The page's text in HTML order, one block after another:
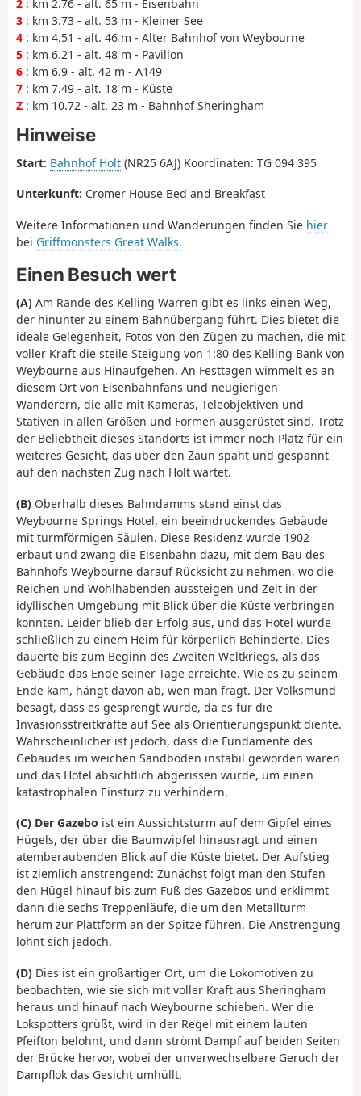
2 : km 2.76 - alt. 65 m - Eisenbahn
3 : km 3.73 - alt. 53 m - Kleiner See
4 : km 4.51 - alt. 46 m - Alter Bahnhof von Weybourne
5 : km 6.21 - alt. 48 m - Pavillon
6 : km 6.9 - alt. 42 m - A149
7 : km 7.49 - alt. 18 m - Küste
Z : km 10.72 - alt. 23 m - Bahnhof Sheringham
Hinweise
Start: Bahnhof Holt (NR25 6AJ) Koordinaten: TG 094 395
Unterkunft: Cromer House Bed and Breakfast
Weitere Informationen und Wanderungen finden Sie hier
bei Griffmonsters Great Walks.
Einen Besuch wert
(A) Am Rande des Kelling Warren gibt es links einen Weg,
der hinunter zu einem Bahnübergang führt. Dies bietet die
ideale Gelegenheit, Fotos von den Zügen zu machen, die mit
voller Kraft die steile Steigung von 1:80 des Kelling Bank von
Weybourne aus Hinaufgehen. An Festtagen wimmelt es an
diesem Ort von Eisenbahnfans und neugierigen
Wanderern, die alle mit Kameras, Teleobjektiven und
Stativen in allen Größen und Formen ausgerüstet sind. Trotz
der Beliebtheit dieses Standorts ist immer noch Platz für ein
weiteres Gesicht, das über den Zaun späht und gespannt
auf den nächsten Zug nach Holt wartet.
(B) Oberhalb dieses Bahndamms stand einst das
Weybourne Springs Hotel, ein beeindruckendes Gebäude
mit turmförmigen Säulen. Diese Residenz wurde 1902
erbaut und zwang die Eisenbahn dazu, mit dem Bau des
Bahnhofs Weybourne darauf Rücksicht zu nehmen, wo die
Reichen und Wohlhabenden aussteigen und Zeit in der
idyllischen Umgebung mit Blick über die Küste verbringen
konnten. Leider blieb der Erfolg aus, und das Hotel wurde
schließlich zu einem Heim für körperlich Behinderte. Dies
dauerte bis zum Beginn des Zweiten Weltkriegs, als das
Gebäude das Ende seiner Tage erreichte. Wie es zu seinem
Ende kam, hängt davon ab, wen man fragt. Der Volksmund
besagt, dass es gesprengt wurde, da es für die
Invasionsstreitkräfte auf See als Orientierungspunkt diente.
Wahrscheinlicher ist jedoch, dass die Fundamente des
Gebäudes im weichen Sandboden instabil geworden waren
und das Hotel absichtlich abgerissen wurde, um einen
katastrophalen Einsturz zu verhindern.
(C) Der Gazebo ist ein Aussichtsturm auf dem Gipfel eines
Hügels, der über die Baumwipfel hinausragt und einen
atemberaubenden Blick auf die Küste bietet. Der Aufstieg
ist ziemlich anstrengend: Zunächst folgt man den Stufen
den Hügel hinauf bis zum Fuß des Gazebos und erklimmt
dann die sechs Treppenläufe, die um den Metallturm
herum zur Plattform an der Spitze führen. Die Anstrengung
lohnt sich jedoch.
(D) Dies ist ein großartiger Ort, um die Lokomotiven zu
beobachten, wie sie sich mit voller Kraft aus Sheringham
heraus und hinauf nach Weybourne schieben. Wer die
Lokspotters grüßt, wird in der Regel mit einem lauten
Pfeifton belohnt, und dann strömt Dampf auf beiden Seiten
der Brücke hervor, wobei der unverwechselbare Geruch der
Dampflok das Gesicht umhüllt.